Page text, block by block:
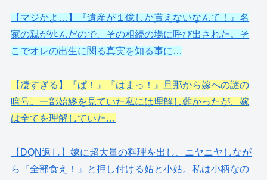
【マジかよ…】『遺産が１億しか貰えないなんて！』名
家の親がﾀﾋんだので、その相続の場に呼び出された。そ
こでオレの出生に関る真実を知る事に…
【凄すぎる】『ぱ！』『はまっ！』旦那から嫁への謎の
暗号。一部始終を見ていた私には理解し難かったが、嫁
は全てを理解していた…
【DQN返し】嫁に超大量の料理を出し、ニヤニヤしなが
ら『全部食え！』と押し付ける姑と小姑。私は小柄なの